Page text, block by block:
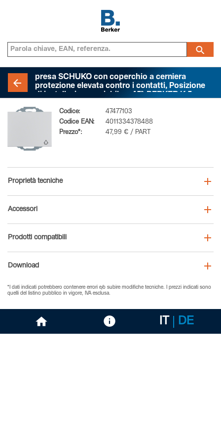
presa SCHUKO con coperchio a cerniera
protezione elevata contro i contatti, Posizione
Codice:
47477103
Codice EAN:
4011334378488
Prezzo*:
47,99 € / PART
Proprietà tecniche
Accessori
Prodotti compatibili
Download
*I dati indicati potrebbero contenere errori e/o subire modifiche tecniche. I prezzi indicati sono
quelli del listino pubblico in vigore, IVA esclusa.
IT DE